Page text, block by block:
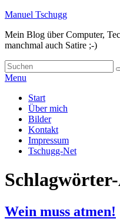
Skip
content
Manuel Tschugg
Mein Blog über Computer,
manchmal auch Satire ;-)
Search
for:
Menu
Hauptmenü
Start
Über mich
Bilder
Kontakt
Impressum
Tschugg-Net
Wein muss atmen!